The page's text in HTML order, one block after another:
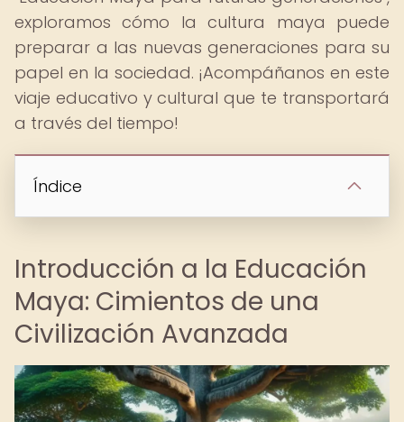
exploramos cómo la cultura maya puede
preparar a las nuevas generaciones para su
papel en la sociedad. ¡Acompáñanos en este
viaje educativo y cultural que te transportará
a través del tiempo!
Índice
Introducción a la Educación
Maya: Cimientos de una
Civilización Avanzada